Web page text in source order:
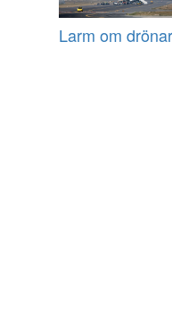
Larm om